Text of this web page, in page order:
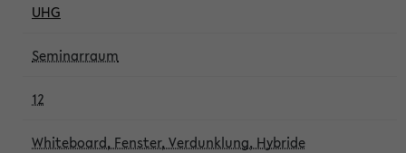
UHG
Seminarraum
12
Whiteboard, Fenster, Verdunklung, Hybride